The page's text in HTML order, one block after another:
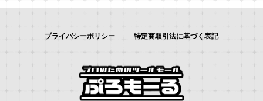
プライバシーポリシー 特定商取引法に基づく表記